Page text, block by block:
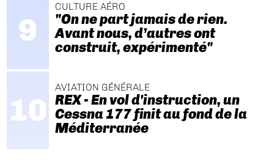
CULTURE AÉRO
"On ne part jamais de rien.
Avant nous, d’autres ont
construit, expérimenté"
AVIATION GÉNÉRALE
REX - En vol d'instruction, un
Cessna 177 finit au fond de la
Méditerranée